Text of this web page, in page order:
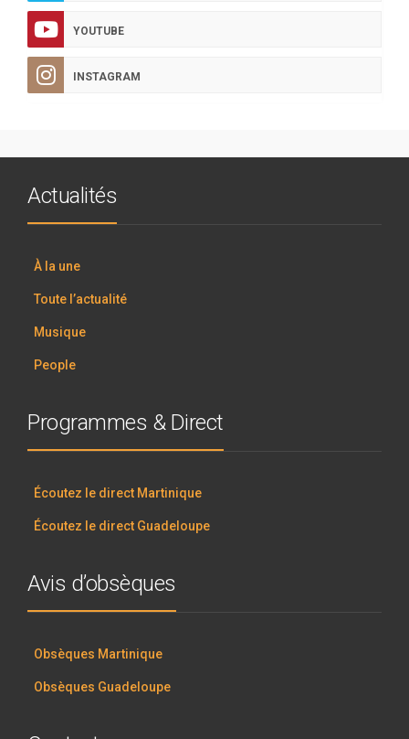
YOUTUBE
INSTAGRAM
Actualités
À la une
Toute l’actualité
Musique
People
Programmes & Direct
Écoutez le direct Martinique
Écoutez le direct Guadeloupe
Avis d’obsèques
Obsèques Martinique
Obsèques Guadeloupe